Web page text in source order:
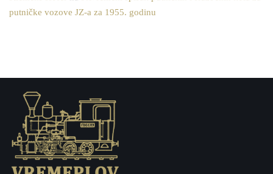
putničke vozove JZ-a za 1955. godinu